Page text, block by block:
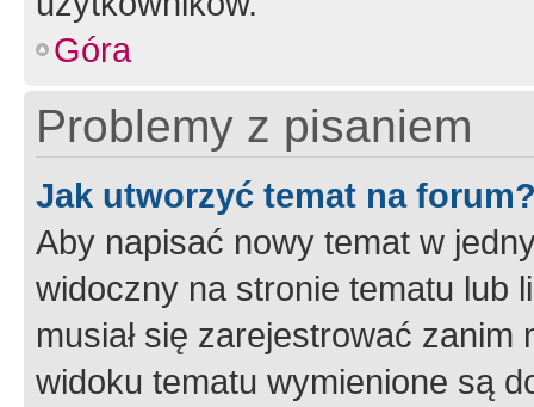
Góra
Problemy z pisaniem
Jak utworzyć temat na
Aby napisać nowy temat w
widoczny na stronie tematu lub
musiał się zarejestrować
widoku tematu wymienione są